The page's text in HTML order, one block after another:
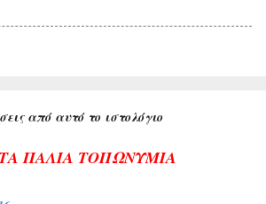
από αυτό το ιστολόγιο
ΠΑΛΙΑ ΤΟΠΩΝΥΜΙΑ